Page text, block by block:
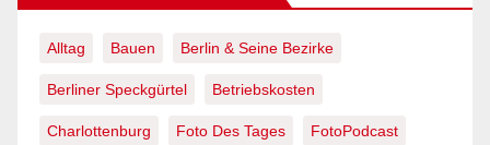
Alltag Bauen Berlin & Seine Bezirke
Berliner Speckgürtel Betriebskosten
Charlottenburg Foto Des Tages FotoPodcast